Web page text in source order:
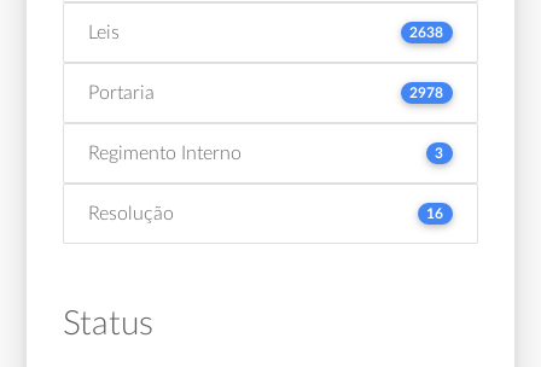
Leis 2638
Portaria 2978
Regimento Interno 3
Resolução 16
Status